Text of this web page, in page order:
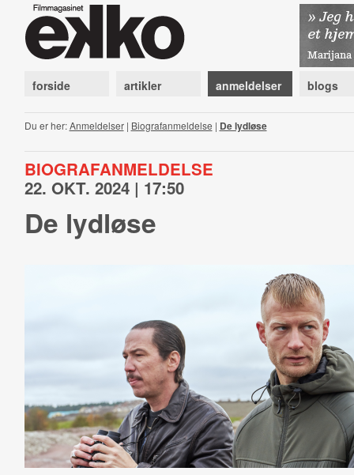
forside artikler anmeldelser blogs
Du er her:Anmeldelser| Biografanmeldelse | De lydløse
BIOGRAFANMELDELSE
22. OKT. 2024 | 17:50
De lydløse